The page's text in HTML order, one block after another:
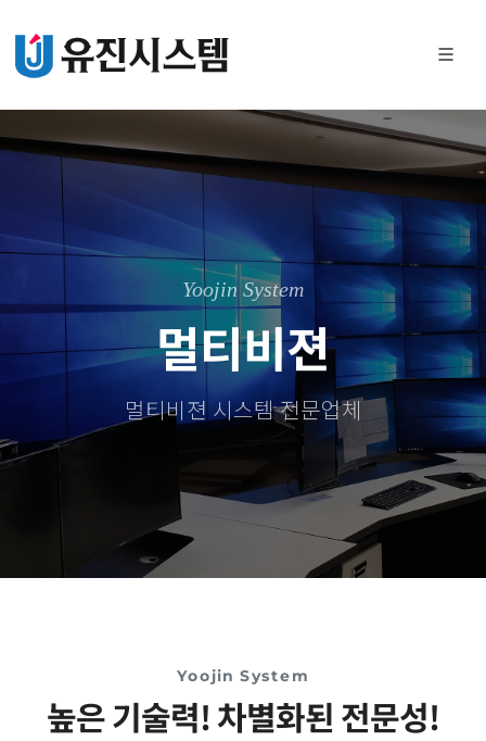
Yoojin System
멀티비젼
멀티비젼 시스템 전문업체
Yoojin System
높은 기술력! 차별화된 전문성!